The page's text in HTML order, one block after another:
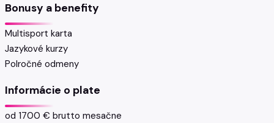
Bonusy a benefity
Multisport karta
Jazykové kurzy
Polročné odmeny
Informácie o plate
od 1700 € brutto mesačne